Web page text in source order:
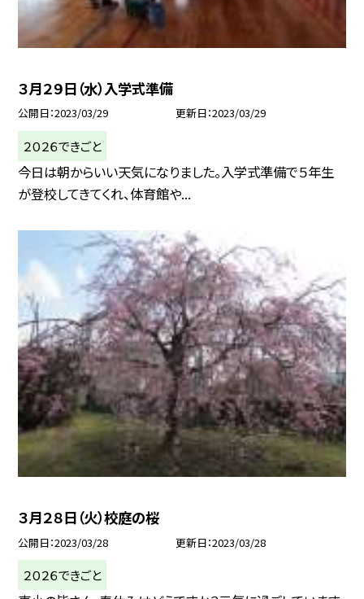
３月２９日（水）入学式準備
公開日 2023/03/29 更新日 2023/03/29
２０２６できごと
今日は朝からいい天気になりました。入学式準備で５年生
が登校してきてくれ、体育館や...
３月２８日（火）校庭の桜
公開日 2023/03/28 更新日 2023/03/28
２０２６できごと